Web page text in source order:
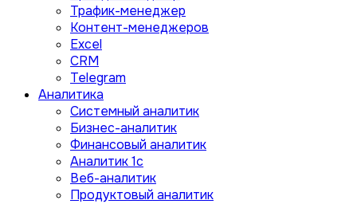
Трафик-менеджер
Контент-менеджеров
Excel
CRM
Telegram
Аналитика
Системный аналитик
Бизнес-аналитик
Финансовый аналитик
Aналитик 1с
Веб-аналитик
Продуктовый аналитик